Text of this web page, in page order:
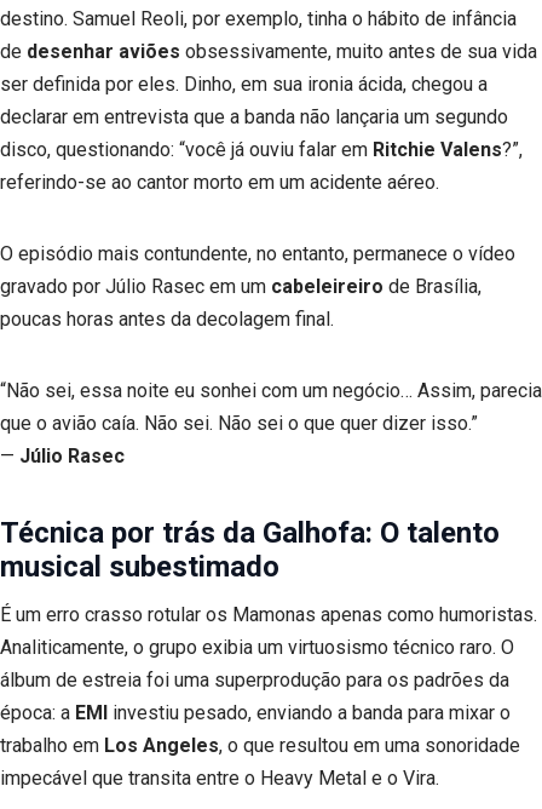
destino. Samuel Reoli, por exemplo, tinha o hábito de infância
de desenhar aviões obsessivamente, muito antes de sua vida
ser definida por eles. Dinho, em sua ironia ácida, chegou a
declarar em entrevista que a banda não lançaria um segundo
disco, questionando: “você já ouviu falar em Ritchie Valens?”,
referindo-se ao cantor morto em um acidente aéreo.
O episódio mais contundente, no entanto, permanece o vídeo
gravado por Júlio Rasec em um cabeleireiro de Brasília,
poucas horas antes da decolagem final.
“Não sei, essa noite eu sonhei com um negócio… Assim, parecia
que o avião caía. Não sei. Não sei o que quer dizer isso.”
— Júlio Rasec
Técnica por trás da Galhofa: O talento
musical subestimado
É um erro crasso rotular os Mamonas apenas como humoristas.
Analiticamente, o grupo exibia um virtuosismo técnico raro. O
álbum de estreia foi uma superprodução para os padrões da
época: a EMI
investiu pesado, enviando a banda para mixar o
trabalho em Los Angeles, o que resultou em uma sonoridade
impecável que transita entre o Heavy Metal e o Vira.